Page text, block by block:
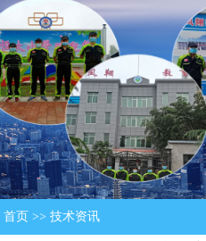
首页 >> 技术资讯